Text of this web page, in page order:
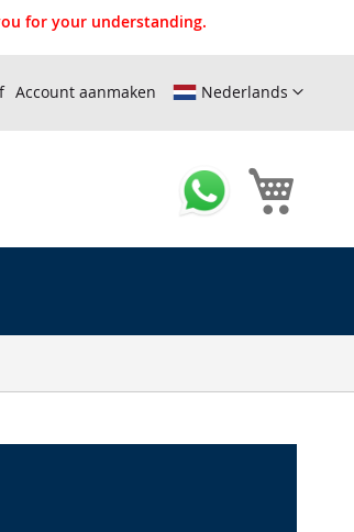
for your understanding.
Nederlands
Account aanmaken